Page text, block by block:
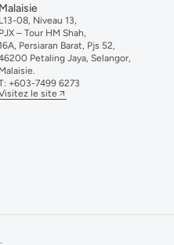
Malaisie
L13-08, Niveau 13,
PJX – Tour HM Shah,
Persiaran Barat, Pjs 52,
Petaling Jaya, Selangor,
Malaisie.
+603-7499 6273
le site